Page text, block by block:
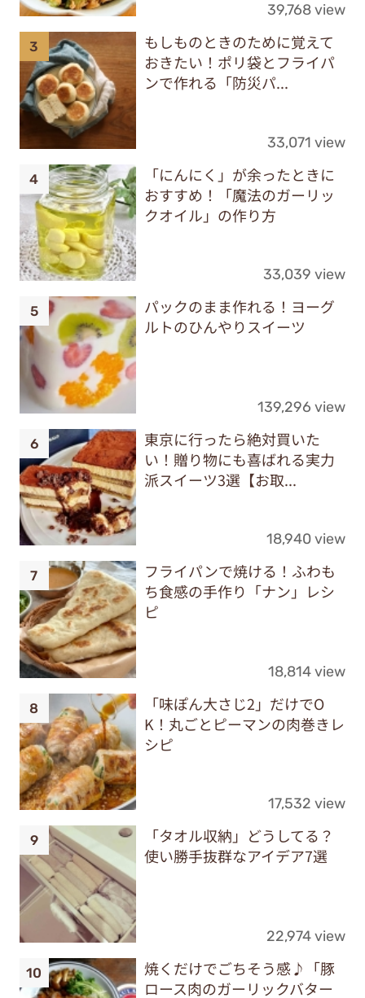
39,768 view
もしものときのために覚えて
おきたい！ポリ袋とフライパ
ンで作れる「防災パ...
33,071 view
「にんにく」が余ったときに
おすすめ！「魔法のガーリッ
クオイル」の作り方
33,039 view
パックのまま作れる！ヨーグ
ルトのひんやりスイーツ
139,296 view
東京に行ったら絶対買いた
い！贈り物にも喜ばれる実力
派スイーツ3選【お取...
18,940 view
フライパンで焼ける！ふわも
ち食感の手作り「ナン」レシ
ピ
18,814 view
「味ぽん大さじ2」だけでO
K！丸ごとピーマンの肉巻きレ
シピ
17,532 view
「タオル収納」どうしてる？
使い勝手抜群なアイデア7選
22,974 view
焼くだけでごちそう感♪「豚
ロース肉のガーリックバター